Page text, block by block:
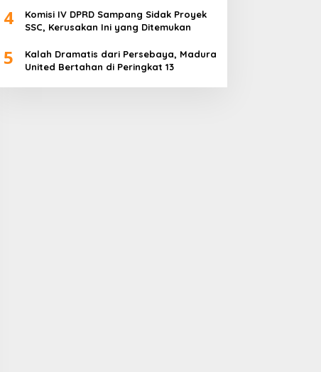
4
Komisi IV DPRD Sampang Sidak Proyek
SSC, Kerusakan Ini yang Ditemukan
5
Kalah Dramatis dari Persebaya, Madura
United Bertahan di Peringkat 13